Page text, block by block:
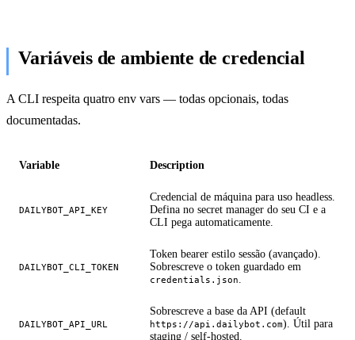
Variáveis de ambiente de credencial
A CLI respeita quatro env vars — todas opcionais, todas
documentadas.
Variable Description
DAILYBOT_API_KEY
Credencial de máquina para uso headless.
Defina no secret manager do seu CI e a
CLI pega automaticamente.
DAILYBOT_CLI_TOKEN
Token bearer estilo sessão (avançado).
Sobrescreve o token guardado em
credentials.json
DAILYBOT_API_URL
Sobrescreve a base da API (default
https://api.dailybot.com). Útil para
staging / self-hosted.